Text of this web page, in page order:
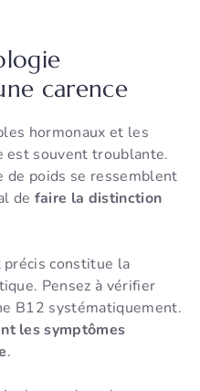
carence
hormonaux et les
est souvent troublante.
de poids se ressemblent
de faire la distinction
constitue la
Pensez à vérifier
B12 systématiquement.
les symptômes
.